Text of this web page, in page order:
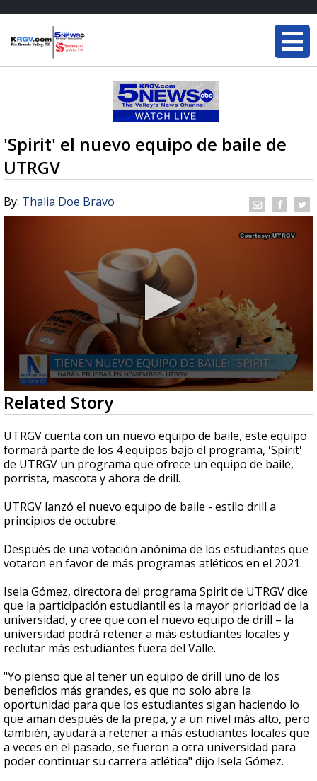
'Spirit' el nuevo equipo de baile de
UTRGV
By: Thalia Doe Bravo
0
seconds
of
2
minutes,
52
seconds
Related Story
UTRGV cuenta con un nuevo equipo de baile, este equipo
formará parte de los 4 equipos bajo el programa, 'Spirit'
de UTRGV un programa que ofrece un equipo de baile,
porrista, mascota y ahora de drill.
UTRGV lanzó el nuevo equipo de baile - estilo drill a
principios de octubre.
Después de una votación anónima de los estudiantes que
votaron en favor de más programas atléticos en el 2021.
Isela Gómez, directora del programa Spirit de UTRGV dice
que la participación estudiantil es la mayor prioridad de la
universidad, y cree que con el nuevo equipo de drill – la
universidad podrá retener a más estudiantes locales y
reclutar más estudiantes fuera del Valle.
"Yo pienso que al tener un equipo de drill uno de los
beneficios más grandes, es que no solo abre la
oportunidad para que los estudiantes sigan haciendo lo
que aman después de la prepa, y a un nivel más alto, pero
también, ayudará a retener a más estudiantes locales que
a veces en el pasado, se fueron a otra universidad para
poder continuar su carrera atlética" dijo Isela Gómez.